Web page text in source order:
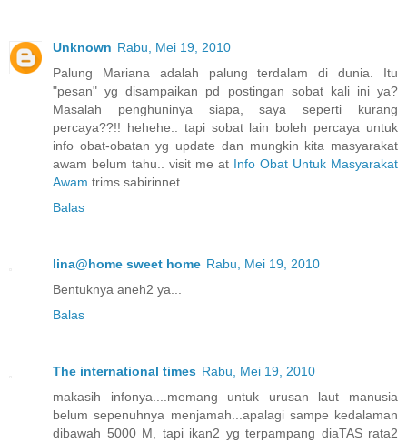
Unknown Rabu, Mei 19, 2010
Palung Mariana adalah palung terdalam di dunia. Itu
"pesan" yg disampaikan pd postingan sobat kali ini ya?
Masalah penghuninya siapa, saya seperti kurang
percaya??!! hehehe.. tapi sobat lain boleh percaya untuk
info obat-obatan yg update dan mungkin kita masyarakat
awam belum tahu.. visit me at Info Obat Untuk Masyarakat
Awam trims sabirinnet.
Balas
lina@home sweet home Rabu, Mei 19, 2010
Bentuknya aneh2 ya...
Balas
The international times Rabu, Mei 19, 2010
makasih infonya....memang untuk urusan laut manusia
belum sepenuhnya menjamah...apalagi sampe kedalaman
dibawah 5000 M, tapi ikan2 yg terpampang diaTAS rata2